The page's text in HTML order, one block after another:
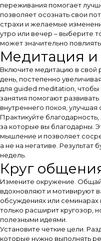
переживания помогает
позволяет осознать свои
страхи и желаемые
утро или вечер – выберите
может значительно
Медитация и
Включите медитацию в свой
день, постепенно
для guided meditation, чтобы
занятия помогают
внутреннего покоя,
Практикуйте
за которые вы благодарны.
мышление и позволяет
а не на негативе. Результат
недель.
Круг
Измените окружение.
вдохновляют и мотивируют
обсуждениях или
только расширит кругозор,
полезными идеями.
Установите четкие цели.
которые нужно выполнять